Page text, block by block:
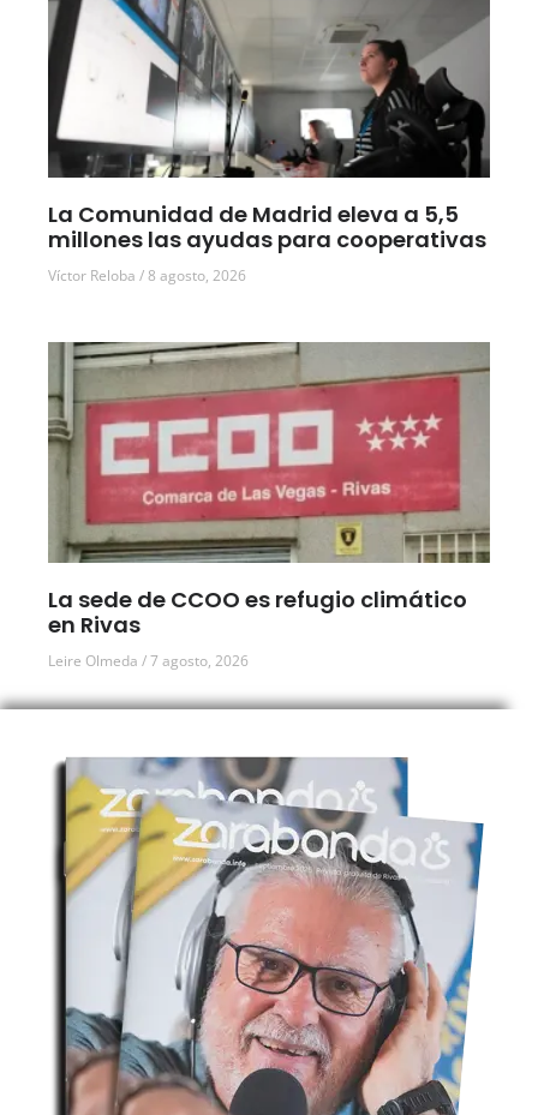
La Comunidad de Madrid eleva a 5,5
millones las ayudas para cooperativas
Víctor Reloba 8 agosto, 2026
La sede de CCOO es refugio climático
en Rivas
Leire Olmeda 7 agosto, 2026